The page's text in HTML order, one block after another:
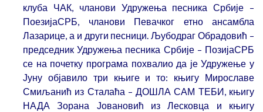
клуба ЧАК, чланови Удружења песника Србије –
ПоезијаСРБ, чланови Певачког етно ансамбла
Лазарице, а и други песници. Љубодраг Обрадовић –
председник Удружења песника Србије – ПозијаСРБ
се на почетку програма похвалио да је Удружење у
Јуну објавило три књиге и то: књигу Мирославе
Смиљанић из Сталаћа – ДОШЛА САМ ТЕБИ, књигу
НАДА Зорана Јовановић из Лесковца и књигу